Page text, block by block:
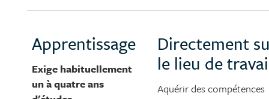
Apprentissage
Exige habituellement
un à quatre ans
Directement
le lieu de
Aquérir des compétences